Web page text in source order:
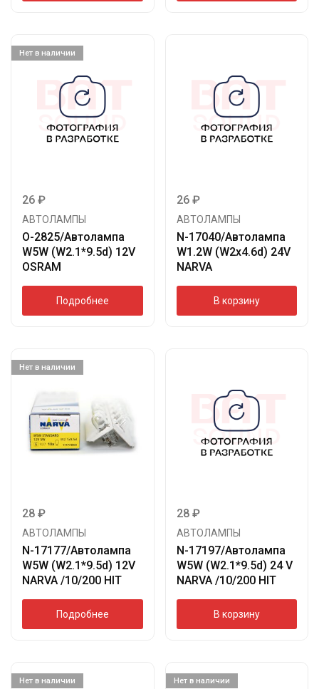
Нет в наличии
26 ₽
АВТОЛАМПЫ
O-2825/Автолампа
W5W (W2.1*9.5d) 12V
OSRAM
Подробнее
26 ₽
АВТОЛАМПЫ
N-17040/Автолампа
W1.2W (W2х4.6d) 24V
NARVA
В корзину
Нет в наличии
28 ₽
АВТОЛАМПЫ
N-17177/Автолампа
W5W (W2.1*9.5d) 12V
NARVA /10/200 HIT
Подробнее
28 ₽
АВТОЛАМПЫ
N-17197/Автолампа
W5W (W2.1*9.5d) 24 V
NARVA /10/200 HIT
В корзину
Нет в наличии Нет в наличии